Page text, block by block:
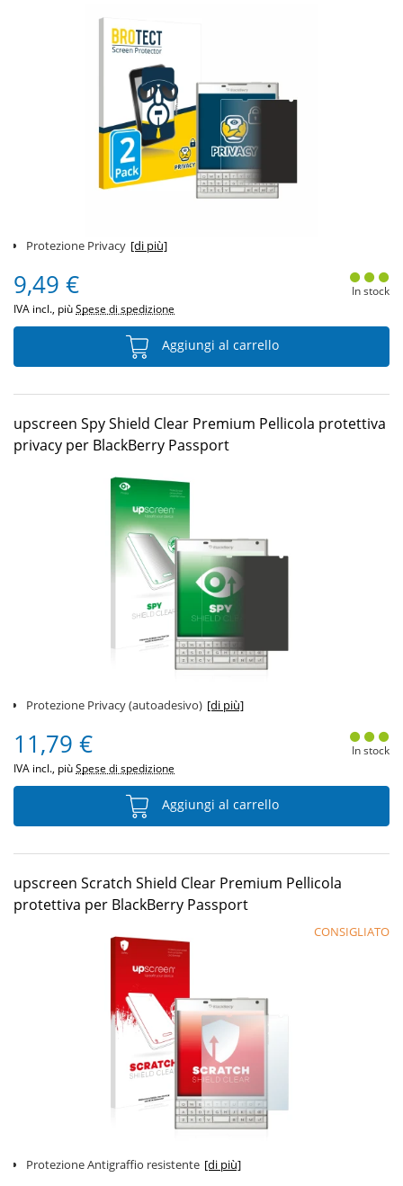
Protezione Privacy [di più]
9,49 €
IVA incl., piùSpese di spedizione
In stock
Aggiungi al carrello
upscreen Spy Shield Clear Premium Pellicola protettiva
privacy per BlackBerry Passport
Protezione Privacy (autoadesivo) [di più]
11,79 €
IVA incl., piùSpese di spedizione
In stock
Aggiungi al carrello
upscreen Scratch Shield Clear Premium Pellicola
protettiva per BlackBerry Passport
CONSIGLIATO
Protezione Antigraffio resistente [di più]